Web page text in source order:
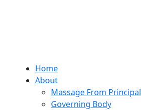
Home
About
Massage From Principal
Governing Body